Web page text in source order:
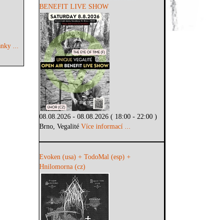
...
BENEFIT LIVE SHOW
08.08.2026 - 08.08.2026 ( 18:00 - 22:00 )
Brno, VegalitéVíce informací ...
Evoken (usa) + TodoMal (esp) +
Hnilomorna (cz)